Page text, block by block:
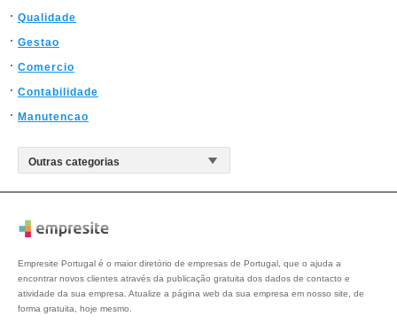
Qualidade
Gestao
Comercio
Contabilidade
Manutencao
Empresite Portugal é o maior diretório de empresas de Portugal, que o ajuda a
encontrar novos clientes através da publicação gratuita dos dados de contacto e
atividade da sua empresa. Atualize a página web da sua empresa em nosso site, de
forma gratuita, hoje mesmo.